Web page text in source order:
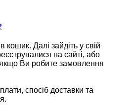
кошик. Далі зайдіть у свій
на сайті, або
Ви робите замовлення
спосіб доставки та